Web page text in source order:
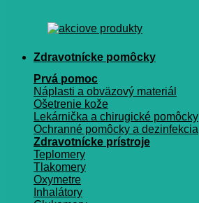
Zdravotnícke pomôcky
Prvá pomoc
Náplasti a obväzový materiál
Ošetrenie kože
Lekárnička a chirugické pomôcky
Ochranné pomôcky a dezinfekcia
Zdravotnícke prístroje
Teplomery
Tlakomery
Oxymetre
Inhalátory